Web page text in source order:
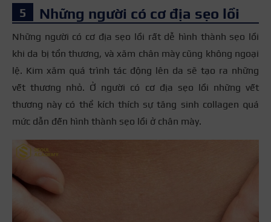
Những người có cơ địa sẹo lồi
Những người có cơ địa sẹo lồi rất dễ hình thành sẹo lồi
khi da bị tổn thương, và xăm chân mày cũng không ngoại
lệ. Kim xăm quá trình tác động lên da sẽ tạo ra những
vết thương nhỏ. Ở người có cơ địa sẹo lồi những vết
thương này có thể kích thích sự tăng sinh collagen quá
mức dẫn đến hình thành sẹo lồi ở chân mày.